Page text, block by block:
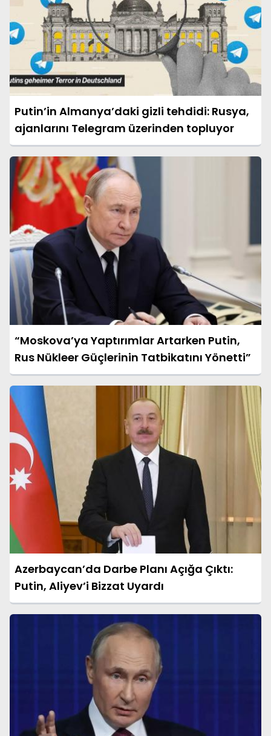
Putin’in Almanya’daki gizli tehdidi: Rusya,
ajanlarını Telegram üzerinden topluyor
“Moskova’ya Yaptırımlar Artarken Putin,
Rus Nükleer Güçlerinin Tatbikatını Yönetti”
Azerbaycan’da Darbe Planı Açığa Çıktı:
Putin, Aliyev’i Bizzat Uyardı